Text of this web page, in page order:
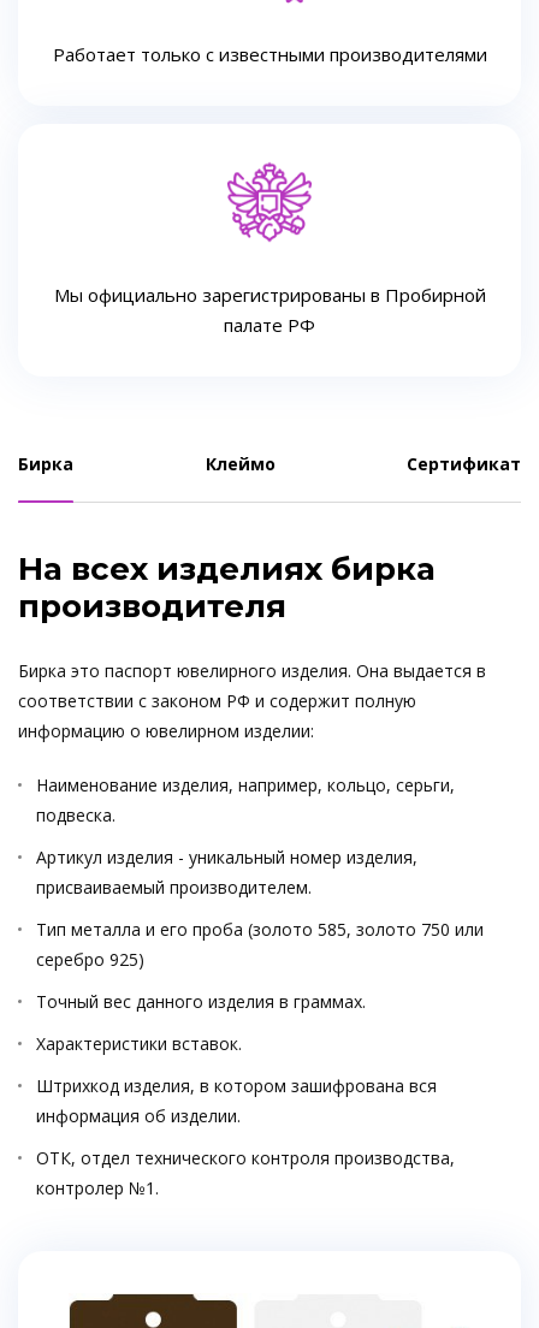
Работает только с известными производителями
Мы официально зарегистрированы в Пробирной
палате РФ
Бирка Клеймо Сертификат
На всех изделиях бирка
производителя
Бирка это паспорт ювелирного изделия. Она выдается в
соответствии с законом РФ и содержит полную
информацию о ювелирном изделии:
Наименование изделия, например, кольцо, серьги,
подвеска.
Артикул изделия - уникальный номер изделия,
присваиваемый производителем.
Тип металла и его проба (золото 585, золото 750 или
серебро 925)
Точный вес данного изделия в граммах.
Характеристики вставок.
Штрихкод изделия, в котором зашифрована вся
информация об изделии.
ОТК, отдел технического контроля производства,
контролер №1.